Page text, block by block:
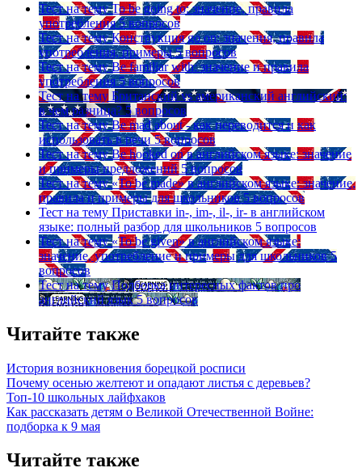
Тест на тему To be going to: значение, правила
употребления 5 вопросов
Тест на тему Конструкция go on: значения, правила
употребления, примеры 5 вопросов
Тест на тему Be familiar with: значение и правила
употребления 5 вопросов
Тест на тему Британский vs американский английский:
в чем разница? 5 вопросов
Тест на тему Be mad about - как переводится и как
использовать в речи 5 вопросов
Тест на тему Be hooked on в английском языке: значение
и примеры предложений 5 вопросов
Тест на тему «To be made» в английском языке: значение,
правила и примеры для школьников 5 вопросов
Тест на тему Приставки in-, im-, il-, ir- в английском
языке: полный разбор для школьников 5 вопросов
Тест на тему «To be given» в английском языке:
значение, употребление и примеры для школьников 5
вопросов
Тест на тему Подборка интересных фактов про
английский язык 5 вопросов
Читайте также
История возникновения борецкой росписи
Почему осенью желтеют и опадают листья с деревьев?
Топ-10 школьных лайфхаков
Как рассказать детям о Великой Отечественной Войне:
подборка к 9 мая
Читайте также